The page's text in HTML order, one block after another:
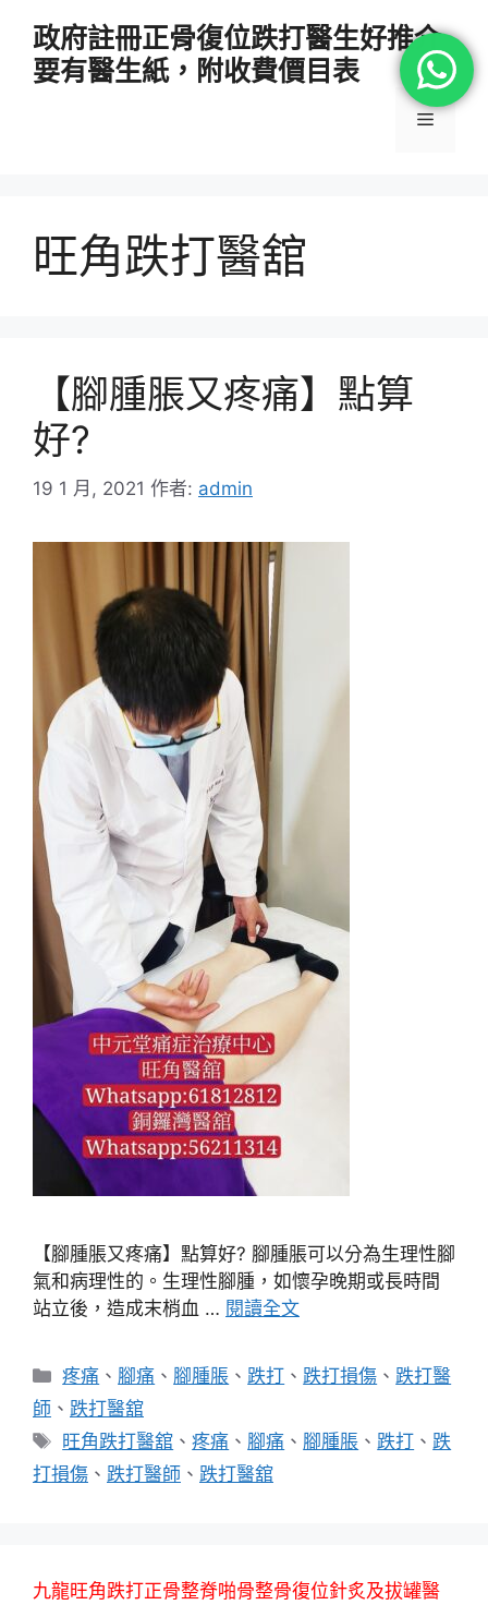
政府註冊正骨復位跌打醫生好推介
要有醫生紙，附收費價目表
選
旺角跌打醫舘
【腳腫脹又疼痛】點算
好?
19 1 月, 2021 作者: admin
【腳腫脹又疼痛】點算好? 腳腫脹可以分為生理性腳
氣和病理性的。生理性腳腫，如懷孕晚期或長時間
站立後，造成末梢血 … 閱讀全文
分
類
疼痛 、 腳痛 、 腳腫脹 、 跌打 、 跌打損傷 、 跌打醫
師 、 跌打醫舘
標
籤
旺角跌打醫舘 、疼痛 、 腳痛 、 腳腫脹 、 跌打 、 跌
打損傷 、 跌打醫師 、 跌打醫舘
九龍旺角跌打正骨整脊啪骨整骨復位針炙及拔罐醫